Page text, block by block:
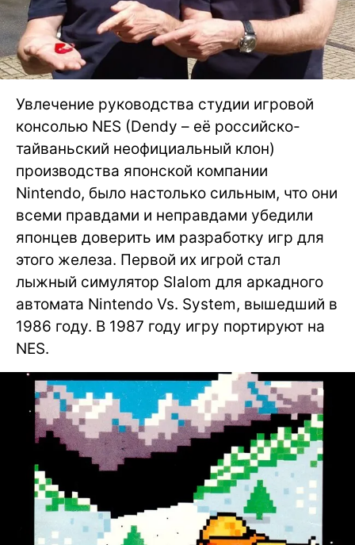
Увлечение руководства студии игровой
консолью NES (Dendy – её российско-
тайваньский неофициальный клон)
производства японской компании
Nintendo, было настолько сильным, что они
всеми правдами и неправдами убедили
японцев доверить им разработку игр для
этого железа. Первой их игрой стал
лыжный симулятор Slalom для аркадного
автомата Nintendo Vs. System, вышедший в
1986 году. В 1987 году игру портируют на
NES.